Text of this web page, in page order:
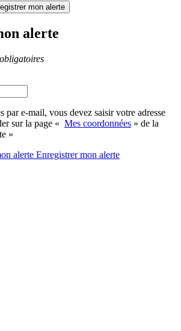
mon alerte
alerte
par e-mail, vous devez saisir votre adresse
sur la page « Mes coordonnées » de la
»
alerte Enregistrermon alerte